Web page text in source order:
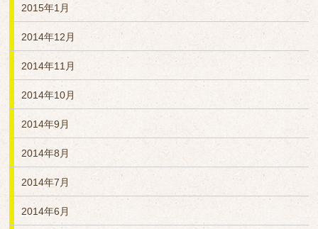
2015年1月
2014年12月
2014年11月
2014年10月
2014年9月
2014年8月
2014年7月
2014年6月